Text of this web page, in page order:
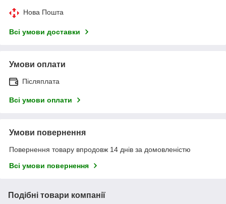
Нова Пошта
Всі умови доставки
Умови оплати
Післяплата
Всі умови оплати
Умови повернення
Повернення товару впродовж 14 днів за домовленістю
Всі умови повернення
Подібні товари компанії